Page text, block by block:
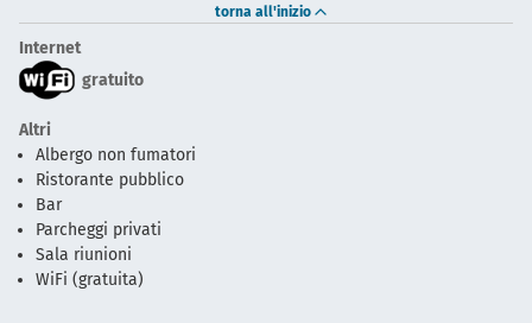
torna all'inizio
Internet
gratuito
Altri
Albergo non fumatori
Ristorante pubblico
Bar
Parcheggi privati
Sala riunioni
WiFi (gratuita)